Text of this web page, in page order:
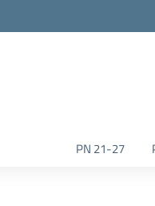
PN 21-27